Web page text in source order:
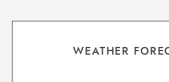
WEATHER